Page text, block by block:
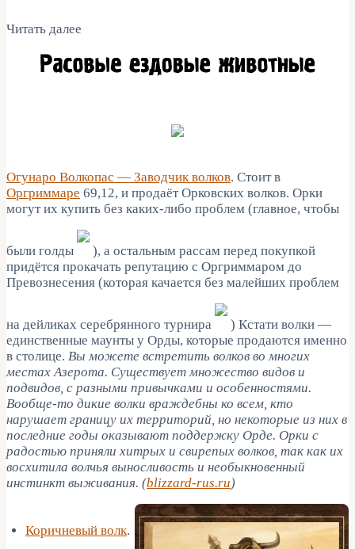
Читать далее
Огунаро Волкопас — Заводчик волков. Стоит в
Оргриммаре 69,12, и продаёт Орковских волков. Орки
могут их купить без каких-либо проблем (главное, чтобы
были голды
), а остальным рассам перед покупкой
придётся прокачать репутацию с Оргриммаром до
Превознесения (которая качается без малейших проблем
на дейликах серебрянного турнира
) Кстати волки —
единственные маунты у Орды, которые продаются именно
в столице. Вы можете встретить волков во многих
местах Азерота. Существует множество видов и
подвидов, с разными привычками и особенностями.
Вообще-то дикие волки враждебны ко всем, кто
нарушает границу их территорий, но некоторые из них в
последние годы оказывают поддержку Орде. Орки с
радостью приняли хитрых и свирепых волков, так как их
восхитила волчья выносливость и необыкновенный
инстинкт выживания. (blizzard-rus.ru)
Коричневый волк.